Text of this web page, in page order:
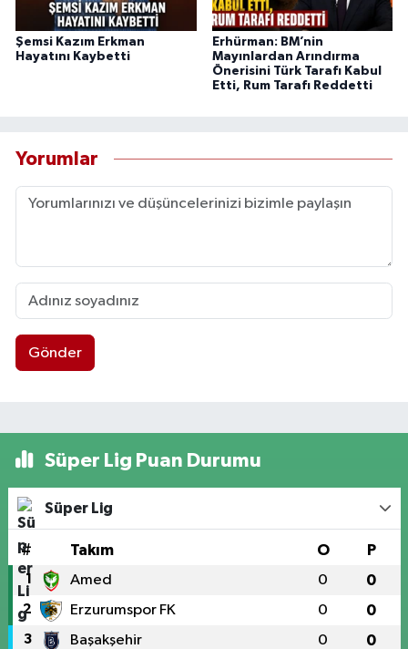
Şemsi Kazım Erkman
Hayatını Kaybetti
Erhürman: BM’nin
Mayınlardan Arındırma
Önerisini Türk Tarafı Kabul
Etti, Rum Tarafı Reddetti
Yorumlar
Gönder
Süper Lig Puan Durumu
Süper Lig
# Takım O P
1 Amed 0 0
2 Erzurumspor FK 0 0
3 Başakşehir 0 0